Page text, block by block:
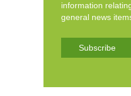
information
general news
Subscribe